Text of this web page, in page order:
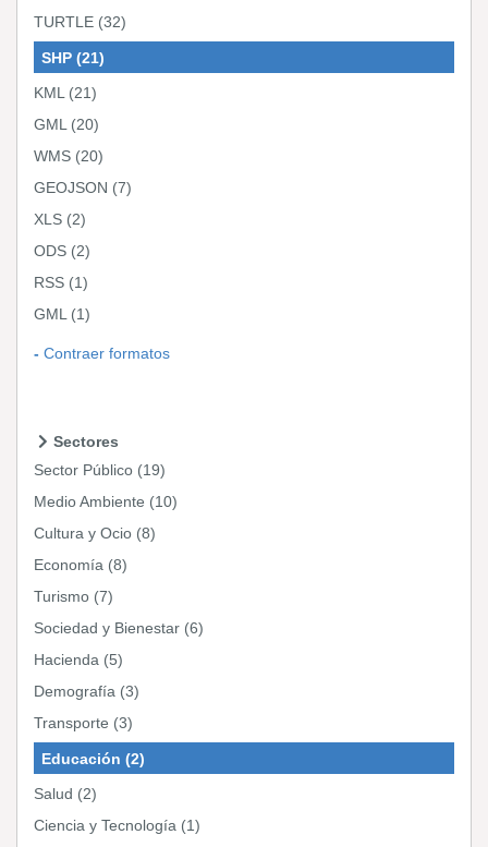
TURTLE (32)
SHP (21)
KML (21)
GML (20)
WMS (20)
GEOJSON (7)
XLS (2)
ODS (2)
RSS (1)
GML (1)
Contraer formatos
Sectores
Sector Público (19)
Medio Ambiente (10)
Cultura y Ocio (8)
Economía (8)
Turismo (7)
Sociedad y Bienestar (6)
Hacienda (5)
Demografía (3)
Transporte (3)
Educación (2)
Salud (2)
Ciencia y Tecnología (1)